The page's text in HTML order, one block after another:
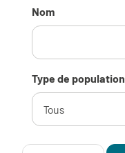
Nom
Type de population